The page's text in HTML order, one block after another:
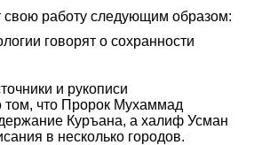
свою работу следующим образом:
и рукописи
том, что Пророк Мухаммад
Куръана, а халиф Усман
в несколько городов.